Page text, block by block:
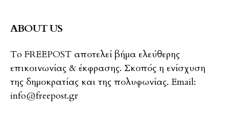
ABOUT US
To FREEPOST αποτελεί βήμα ελεύθερης
επικοινωνίας & έκφρασης. Σκοπός η ενίσχυση
της δημοκρατίας και της πολυφωνίας. Email:
info@freepost.gr